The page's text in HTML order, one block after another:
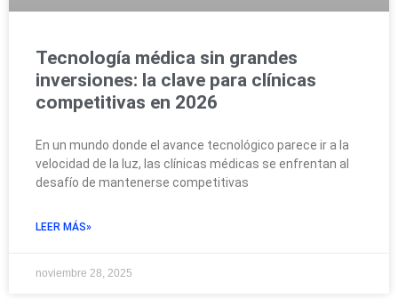
Tecnología médica sin grandes
inversiones: la clave para clínicas
competitivas en 2026
En un mundo donde el avance tecnológico parece ir a la
velocidad de la luz, las clínicas médicas se enfrentan al
desafío de mantenerse competitivas
LEER MÁS»
noviembre 28, 2025